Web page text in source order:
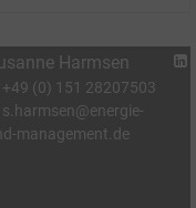
Harmsen
+49 (0) 151 28207503
s.harmsen@energie-
management.de